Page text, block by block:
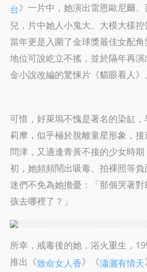
台》一片中，她演出雷恩歐尼爾
兒，片中她人小鬼大、大模大樣控
當年更是入圍了金球獎最佳女配角
地位可說屹立不搖，並於隔年再
金小說改編的驚悚片《貓眼看人》。
可惜，好萊塢不愧是著名的染缸
莉摩，似乎極於脫離童星形象，接
問津，又適逢青黃不接的少女時
初，她頻頻鬧出吸毒、拍裸照等
迷們不免為她擔憂：「那個哭著對
孩去哪裡了？」
所幸，戒毒後的她，浴火重生，
推出《致命女人香》《瀟灑有情天